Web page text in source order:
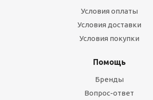
Условия оплаты
Условия доставки
Условия покупки
Помощь
Бренды
Вопрос-ответ